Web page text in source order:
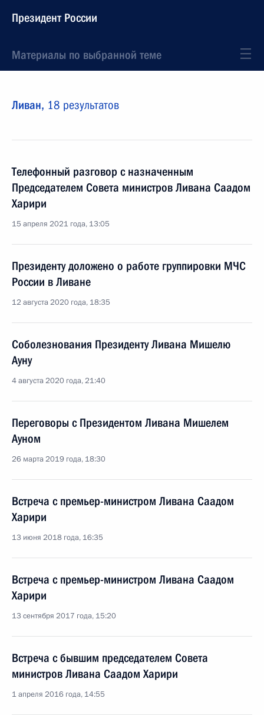
Президент России
Материалы по выбранной теме
Ливан, 18 результатов
Телефонный разговор с назначенным
Председателем Совета министров Ливана Саадом
Харири
15 апреля 2021 года, 13:05
Президенту доложено о работе группировки МЧС
России в Ливане
12 августа 2020 года, 18:35
Соболезнования Президенту Ливана Мишелю
Ауну
4 августа 2020 года, 21:40
Переговоры с Президентом Ливана Мишелем
Ауном
26 марта 2019 года, 18:30
Встреча с премьер-министром Ливана Саадом
Харири
13 июня 2018 года, 16:35
Встреча с премьер-министром Ливана Саадом
Харири
13 сентября 2017 года, 15:20
Встреча с бывшим председателем Совета
министров Ливана Саадом Харири
1 апреля 2016 года, 14:55